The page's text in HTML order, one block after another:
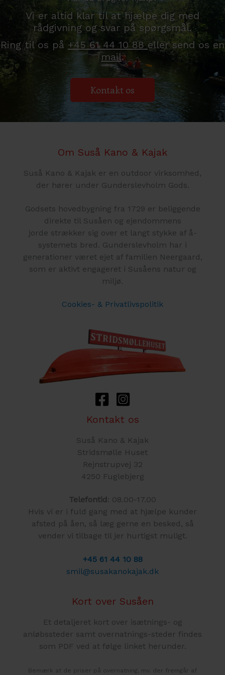
Vi er altid klar til at hjælpe dig med
rådgivning og svar på spørgsmål.
Ring til os på +45 61 44 10 88eller send os en
mail.
Kontakt os
Om Suså Kano & Kajak
Suså Kano & Kajak er en outdoor virksomhed,
der hører under Gunderslevholm Gods.
Godsets hovedbygning fra 1729 er beliggende
direkte til Susåen og ejendommens
jorde strækker sig over et langt stykke af å-
systemets bred. Gunderslevholm har i
generationer været ejet af familien Neergaard,
som er aktivt engageret i Susåens natur og
miljø.
Cookies- & Privatlivspolitik
Kontakt os
Suså Kano & Kajak
Stridsmølle Huset
Rejnstrupvej 32
4250 Fuglebjerg
Telefontid : 08.00-17.00
Hvis vi er i fuld gang med at hjælpe kunder
afsted på åen, så læg gerne en besked, så
vender vi tilbage til jer hurtigst muligt.
+45 61 44 10 88
smil@susakanokajak.dk
Kort over Susåen
Et detaljeret kort over isætnings- og
anløbssteder samt overnatnings-steder findes
som PDF ved at følge linket herunder.
Bemærk at de priser på overnatning, mv. der fremgår af